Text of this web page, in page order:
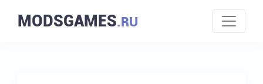
MODSGAMES.RU